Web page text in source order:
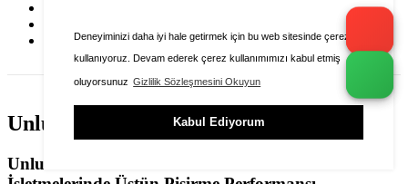
Deneyiminizi daha iyi hale getirmek için bu web sitesinde çerezleri
kullanıyoruz. Devam ederek çerez kullanımımızı kabul etmiş
oluyorsunuz Gizlilik Sözleşmesini Okuyun
Kabul Ediyorum
Unlu Mamül Fırınları Modelleri
Unlu Mamül Fırınları: Pastane ve Fırın